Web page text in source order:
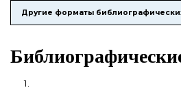
Другие форматы